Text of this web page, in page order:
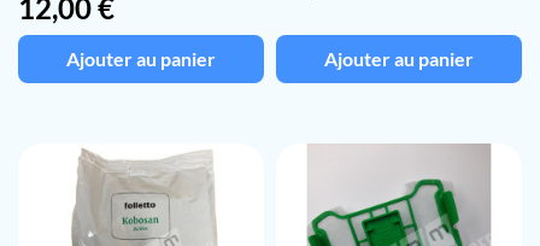
12,00 €
Ajouter au panier Ajouter au panier